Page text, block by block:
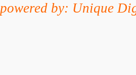
powered by: Unique